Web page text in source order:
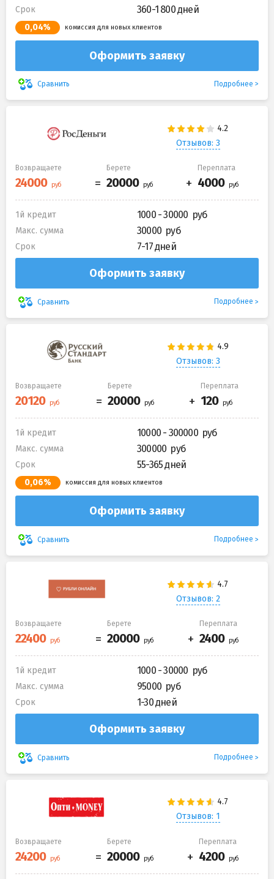
Срок 360-1 800 дней
0,04% комиссия для новых клиентов
Оформить заявку
Сравнить Подробнее
Отзывов: 3
Возвращаете Берете Переплата
1й кредит 1000 - 30000
Макс. сумма 30000
Срок 7-17 дней
Оформить заявку
Сравнить Подробнее
Отзывов: 3
Возвращаете Берете Переплата
1й кредит 10000 - 300000
Макс. сумма 300000
Срок 55-365 дней
0,06% комиссия для новых клиентов
Оформить заявку
Сравнить Подробнее
Отзывов: 2
Возвращаете Берете Переплата
1й кредит 1000 - 30000
Макс. сумма 95000
Срок 1-30 дней
Оформить заявку
Сравнить Подробнее
Отзывов: 1
Возвращаете Берете Переплата